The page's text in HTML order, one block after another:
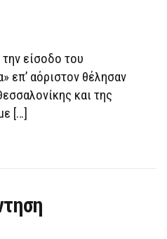
ΕΜΠΌΔΙΣΕ
Η
ΑΣΤΥΝΟΜΊΑ
είσοδο του
επ’ αόριστον θέλησαν
και της
[…]